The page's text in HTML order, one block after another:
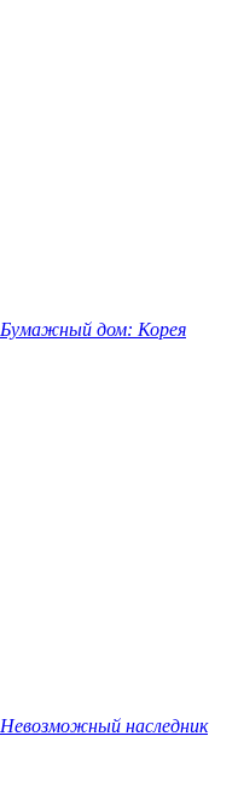
Бумажный дом: Корея
Невозможный наследник